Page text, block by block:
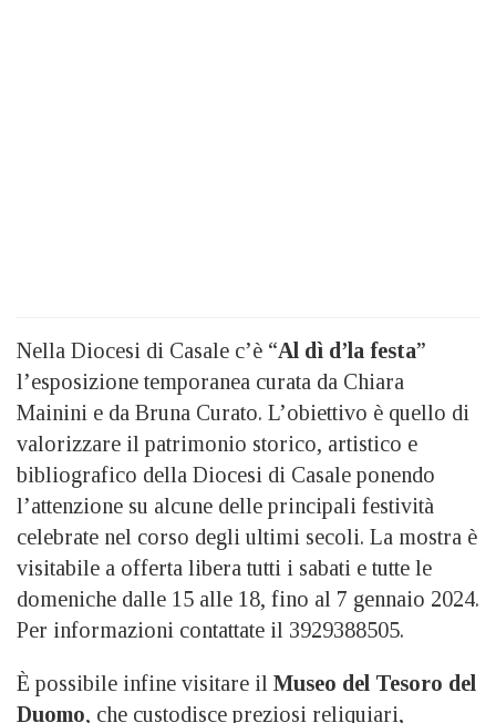
Nella Diocesi di Casale c’è “Al dì d’la festa”
l’esposizione temporanea curata da Chiara
Mainini e da Bruna Curato. L’obiettivo è quello di
valorizzare il patrimonio storico, artistico e
bibliografico della Diocesi di Casale ponendo
l’attenzione su alcune delle principali festività
celebrate nel corso degli ultimi secoli. La mostra è
visitabile a offerta libera tutti i sabati e tutte le
domeniche dalle 15 alle 18, fino al 7 gennaio 2024.
Per informazioni contattate il 3929388505.
È possibile infine visitare il Museo del Tesoro del
Duomo, che custodisce preziosi reliquiari,